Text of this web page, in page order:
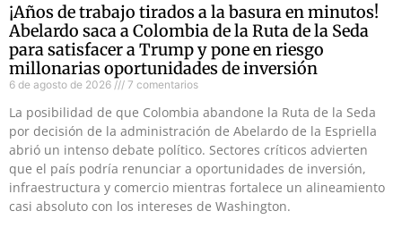
¡Años de trabajo tirados a la basura en minutos!
Abelardo saca a Colombia de la Ruta de la Seda
para satisfacer a Trump y pone en riesgo
millonarias oportunidades de inversión
6 de agosto de 2026 7 comentarios
La posibilidad de que Colombia abandone la Ruta de la Seda
por decisión de la administración de Abelardo de la Espriella
abrió un intenso debate político. Sectores críticos advierten
que el país podría renunciar a oportunidades de inversión,
infraestructura y comercio mientras fortalece un alineamiento
casi absoluto con los intereses de Washington.